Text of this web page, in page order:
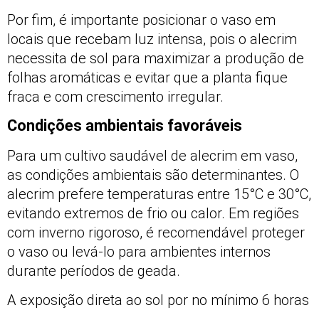
Por fim, é importante posicionar o vaso em
locais que recebam luz intensa, pois o alecrim
necessita de sol para maximizar a produção de
folhas aromáticas e evitar que a planta fique
fraca e com crescimento irregular.
Condições ambientais favoráveis
Para um cultivo saudável de alecrim em vaso,
as condições ambientais são determinantes. O
alecrim prefere temperaturas entre 15°C e 30°C,
evitando extremos de frio ou calor. Em regiões
com inverno rigoroso, é recomendável proteger
o vaso ou levá-lo para ambientes internos
durante períodos de geada.
A exposição direta ao sol por no mínimo 6 horas